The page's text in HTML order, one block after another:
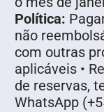
Política:
não
com outras
aplicáveis •
de reservas,
WhatsApp